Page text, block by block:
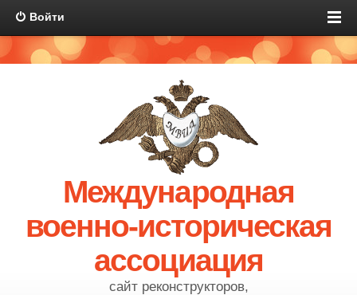
Войти
Международная
военно-историческая
ассоциация
сайт реконструкторов,